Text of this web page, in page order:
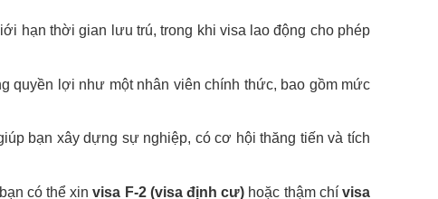
hạn thời gian lưu trú, trong khi visa lao động cho phép
quyền lợi như một nhân viên chính thức, bao gồm mức
bạn xây dựng sự nghiệp, có cơ hội thăng tiến và tích
có thể xinvisa F-2 (visa định cư) hoặc thậm chívisa